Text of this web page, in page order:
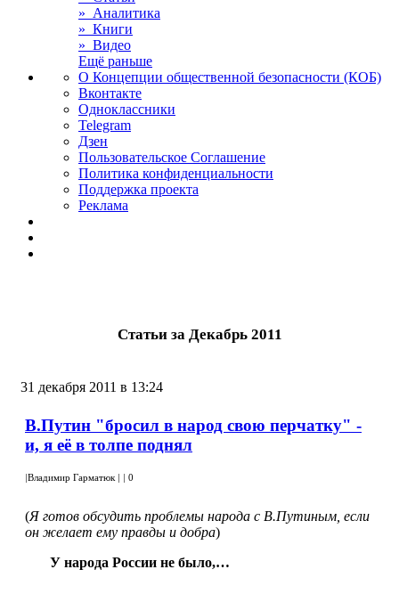
» Аналитика
» Книги
» Видео
Ещё раньше
О Концепции общественной безопасности (КОБ)
Вконтакте
Одноклассники
Telegram
Дзен
Пользовательское Соглашение
Политика конфиденциальности
Поддержка проекта
Реклама
Статьи за Декабрь 2011
31 декабря 2011 в 13:24
В.Путин "бросил в народ свою перчатку" -
и, я её в толпе поднял
|Владимир Гарматюк | | 0
(Я готов обсудить проблемы народа с В.Путиным, если
он желает ему правды и добра)
У народа России не было,…